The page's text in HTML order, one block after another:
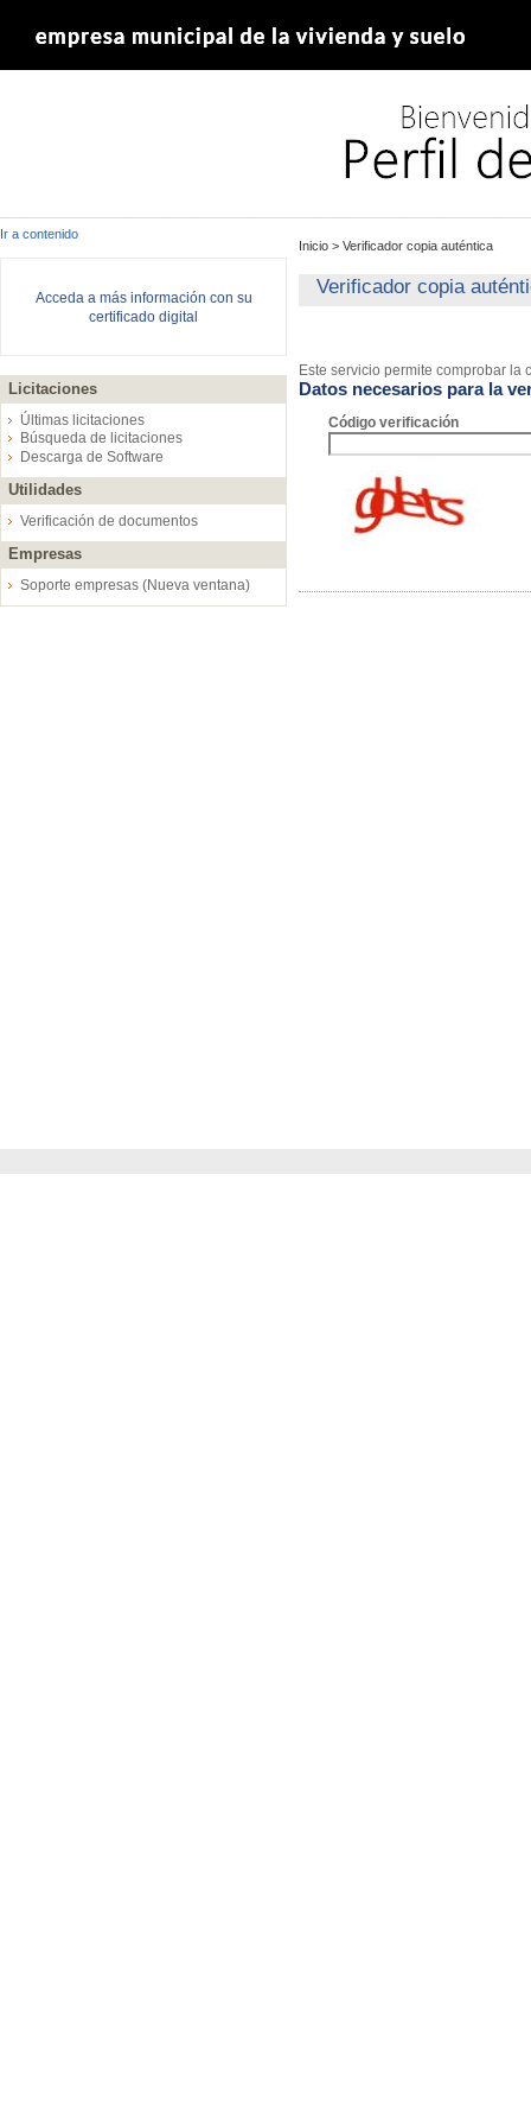
Ir a contenido
Acceda a más información con su
certificado digital
Licitaciones
Últimas licitaciones
Búsqueda de licitaciones
Descarga de Software
Utilidades
Verificación de documentos
Empresas
Soporte empresas (Nueva ventana)
Inicio > Verificador copia auténtica
Verificador copia
Este servicio permite comprobar
Datos necesarios para la
Código verificación